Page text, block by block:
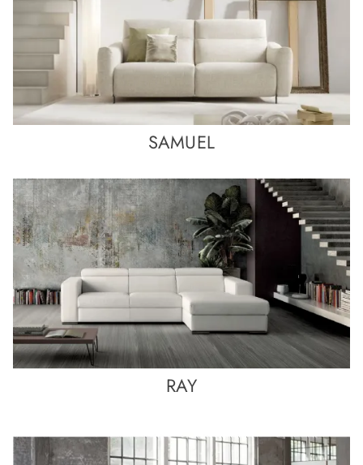
SAMUEL
RAY